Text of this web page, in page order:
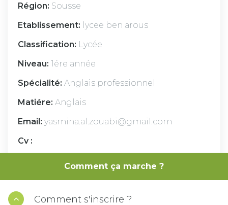
Région: Sousse
Etablissement: lycee ben arous
Classification: Lycée
Niveau: 1ére année
Spécialité: Anglais professionnel
Matiére: Anglais
Email: yasmina.al.zouabi@gmail.com
Cv :
gggggggggggggggggggggggggggggg
Comment ça marche ?
Comment s'inscrire ?